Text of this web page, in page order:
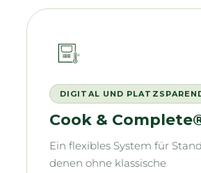
DIGITAL UND
Cook &
Ein flexibles System für
denen ohne klassische